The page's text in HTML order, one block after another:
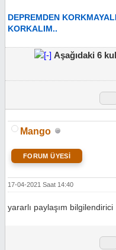
DEPREMDEN
KORKALIM..
Aşağıdaki 6
Mango
FORUM ÜYESİ
17-04-2021 Saat 14:40
yararlı paylaşım bilgilendirici